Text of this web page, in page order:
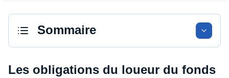
Sommaire
Les obligations du loueur du fonds